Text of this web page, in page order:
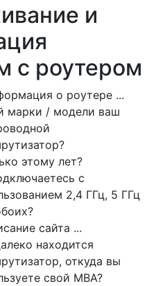
и
с роутером
о роутере ...
марки / модели ваш
этому лет?
с
2,4 ГГц, 5 ГГц
сайта ...
находится
откуда вы
свой MBA?